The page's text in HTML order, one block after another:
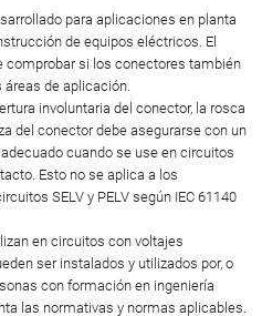
para aplicaciones en planta
de equipos eléctricos. El
comprobar si los conectores también
áreas de aplicación.
involuntaria del conector, la rosca
del conector debe asegurarse con un
cuando se use en circuitos
Esto no se aplica a los
SELV y PELV según IEC 61140
en circuitos con voltajes
ser instalados y utilizados por, o
con formación en ingeniería
las normativas y normas aplicables.